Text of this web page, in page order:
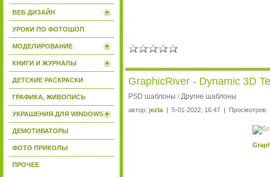
ВЕБ ДИЗАЙН
УРОКИ ПО ФОТОШОП
МОДЕЛИРОВАНИЕ
КНИГИ И ЖУРНАЛЫ
ДЕТСКИЕ РАСКРАСКИ
ГРАФИКА, ЖИВОПИСЬ
УКРАШЕНИЯ ДЛЯ WINDOWS
ДЕМОТИВАТОРЫ
ФОТО ПРИКОЛЫ
ПРОЧЕЕ
GraphicRiver - Dynamic 3D
PSD шаблоны / Другие шаблоны
автор: jezla | 5-01-2022, 16:47 | Просмотров: